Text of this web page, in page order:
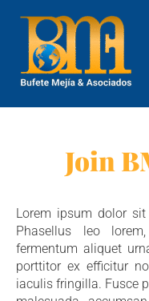
content
Join
Lorem ipsum dolor
Phasellus leo
fermentum aliquet
porttitor ex efficitur
iaculis fringilla. Fusce